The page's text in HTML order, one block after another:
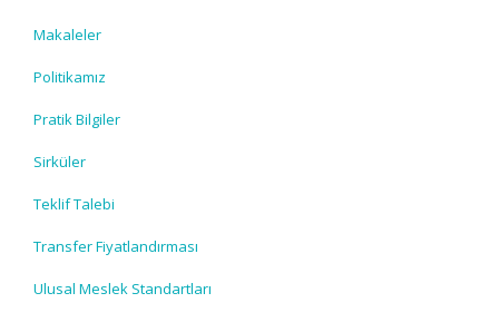
Makaleler
Politikamız
Pratik Bilgiler
Sirküler
Teklif Talebi
Transfer Fiyatlandırması
Ulusal Meslek Standartları